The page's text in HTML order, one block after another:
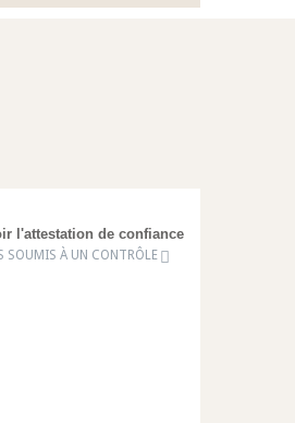
l'attestation de confiance
SOUMIS À UN CONTRÔLE